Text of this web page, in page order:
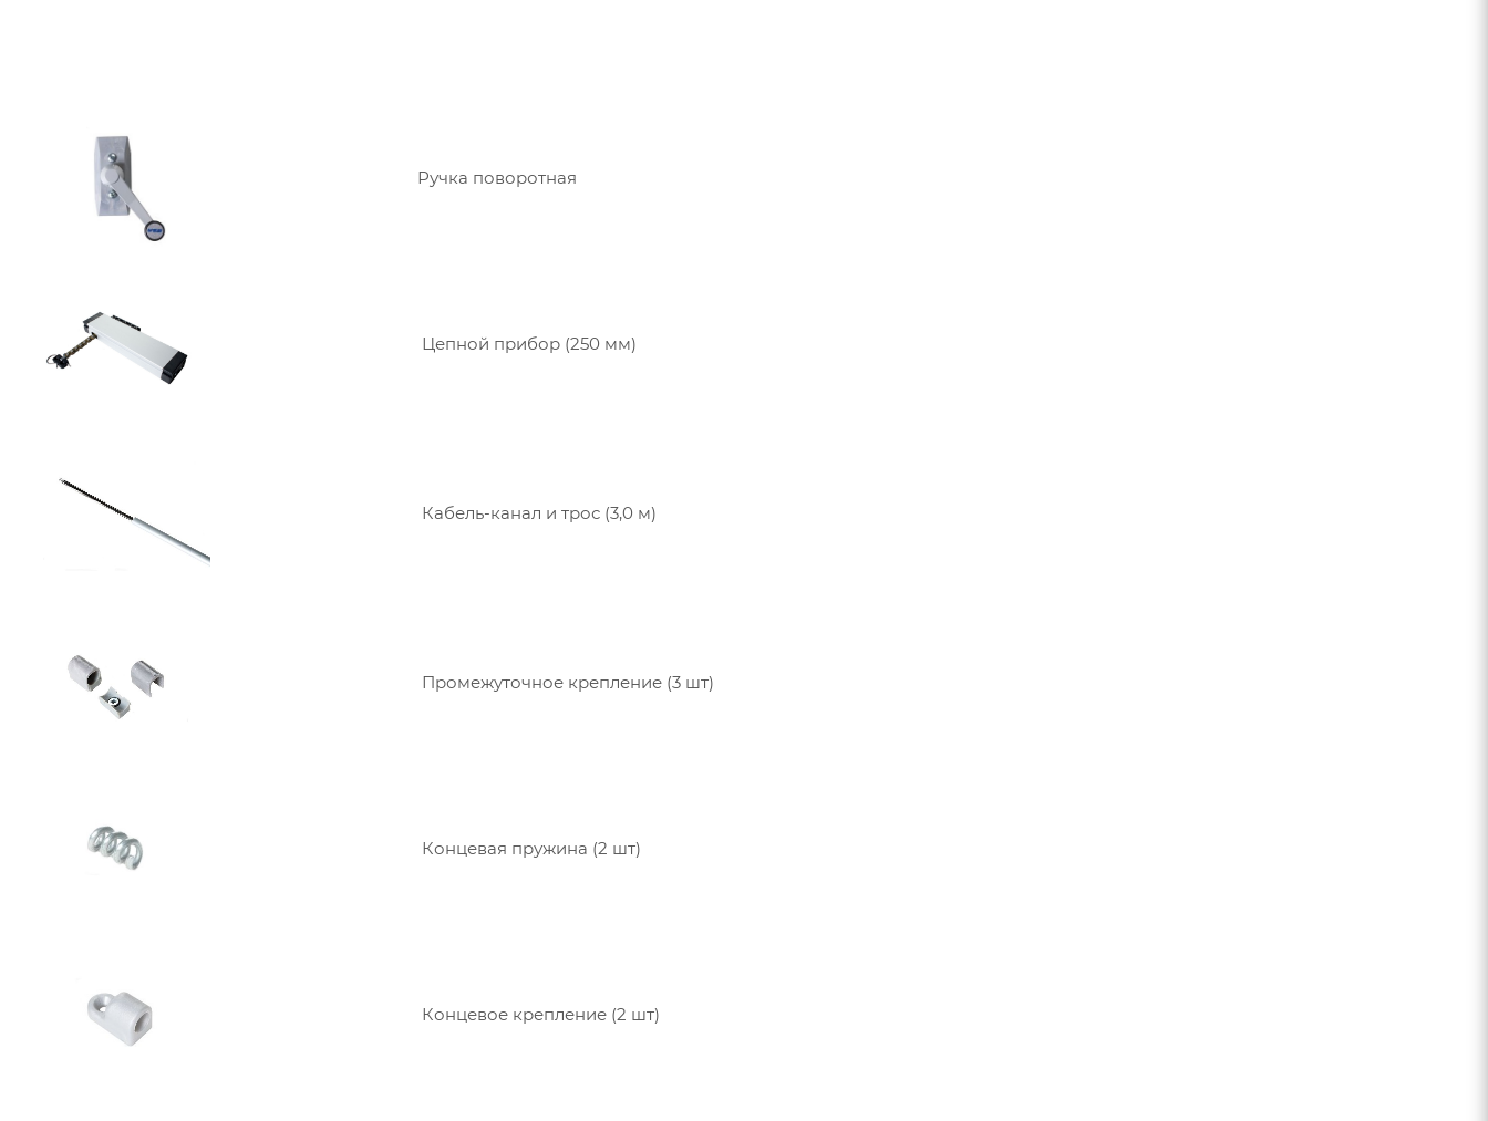
Ручка поворотная
Цепной прибор (250 мм)
Кабель-канал и трос (3,0 м)
Промежуточное крепление (3 шт)
Концевая пружина (2 шт)
Концевое крепление (2 шт)